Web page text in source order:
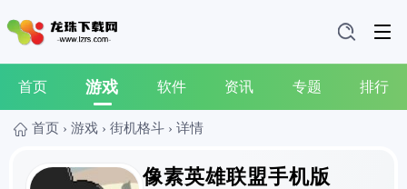
首页 游戏 软件 资讯 专题 排行
首页 › 游戏 › 街机格斗 › 详情
像素英雄联盟手机版